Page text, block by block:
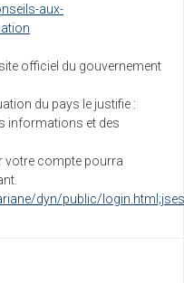
aux-
officiel du gouvernement
du pays le justifie :
informations et des
votre compte pourra
dyn/public/